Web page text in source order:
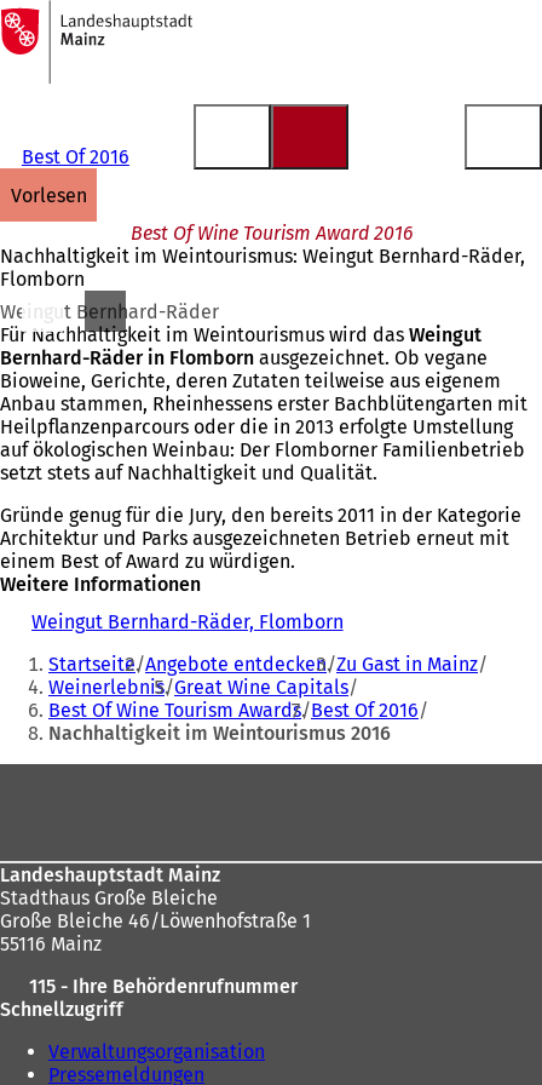
Inhalt anspringen
Zur
Startseite
Best Of 2016
vorlesen
Best Of Wine Tourism Award 2016
Nachhaltigkeit im Weintourismus: Weingut Bernhard-Räder,
Flomborn
Weingut Bernhard-Räder
Für Nachhaltigkeit im Weintourismus wird das Weingut
Bernhard-Räder in Flomborn ausgezeichnet. Ob vegane
Bioweine, Gerichte, deren Zutaten teilweise aus eigenem
Anbau stammen, Rheinhessens erster Bachblütengarten mit
Heilpflanzenparcours oder die in 2013 erfolgte Umstellung
auf ökologischen Weinbau: Der Flomborner Familienbetrieb
setzt stets auf Nachhaltigkeit und Qualität.
Gründe genug für die Jury, den bereits 2011 in der Kategorie
Architektur und Parks ausgezeichneten Betrieb erneut mit
einem Best of Award zu würdigen.
Weitere Informationen
Weingut Bernhard-Räder, Flomborn
f
f
n
e
t
Sie
befinden
sich
Startseite Angebote entdecken Zu Gast in Mainz
Weinerlebnis Great Wine Capitals
Best Of Wine Tourism Awards Best Of 2016
Nachhaltigkeit im Weintourismus 2016
Landeshauptstadt Mainz
Stadthaus Große Bleiche
Große Bleiche 46/Löwenhofstraße 1
55116 Mainz
115 - Ihre Behördenrufnummer
Schnellzugriff
Verwaltungsorganisation
Pressemeldungen